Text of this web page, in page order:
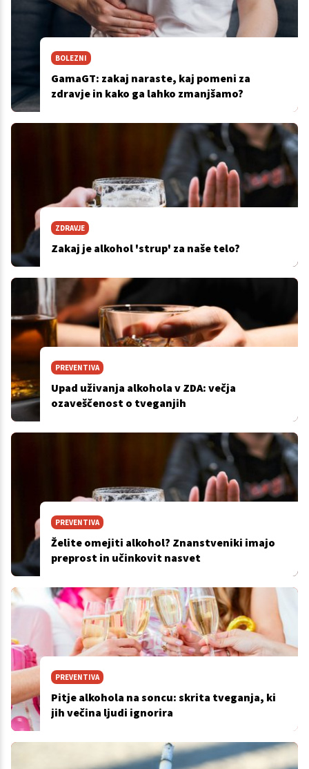
BOLEZNI
GamaGT: zakaj naraste, kaj pomeni za
zdravje in kako ga lahko zmanjšamo?
ZDRAVJE
Zakaj je alkohol 'strup' za naše telo?
PREVENTIVA
Upad uživanja alkohola v ZDA: večja
ozaveščenost o tveganjih
PREVENTIVA
Želite omejiti alkohol? Znanstveniki imajo
preprost in učinkovit nasvet
PREVENTIVA
Pitje alkohola na soncu: skrita tveganja, ki
jih večina ljudi ignorira